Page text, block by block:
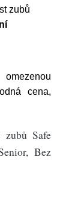
zubů
cena,
zubů Safe
Bez